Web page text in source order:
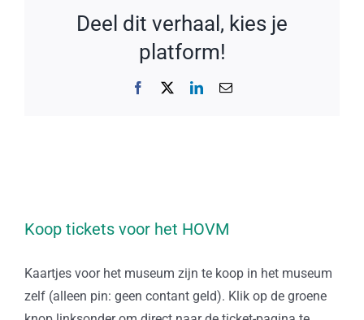
Deel dit verhaal, kies je
platform!
Facebook LinkedIn
E-
Koop tickets voor het HOVM
Kaartjes voor het museum zijn te koop in het museum
zelf (alleen pin: geen contant geld). Klik op de groene